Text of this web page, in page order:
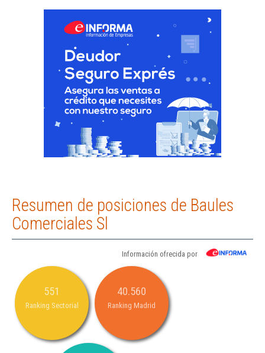
Resumen de posiciones de Baules
Comerciales Sl
Información ofrecida por
551
Ranking Sectorial
40.560
Ranking Madrid